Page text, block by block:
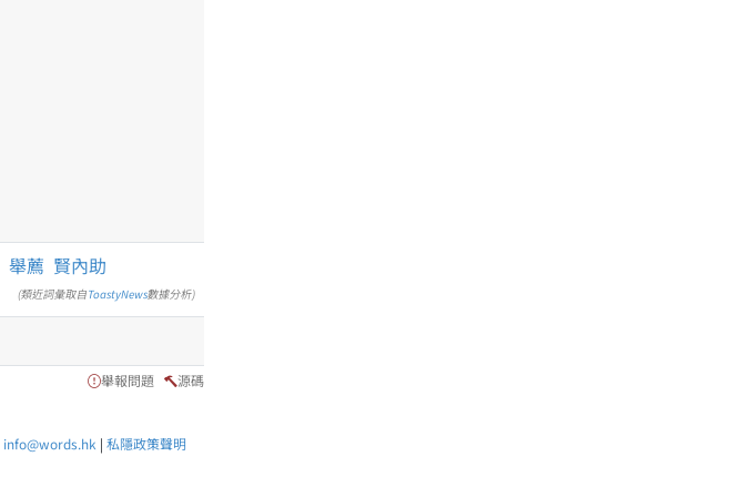
舉薦 賢內助
(類近詞彙取自ToastyNews數據分析)
舉報問題 源碼
info@words.hk | 私隱政策聲明